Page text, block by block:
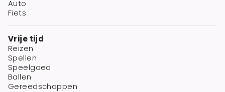
Auto
Fiets
Vrije tijd
Reizen
Spellen
Speelgoed
Ballen
Gereedschappen